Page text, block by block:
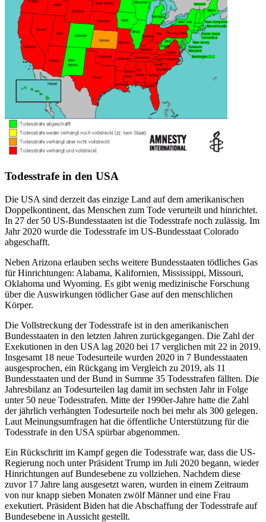
Todesstrafe in den USA
Die USA sind derzeit das einzige Land auf dem amerikanischen
Doppelkontinent, das Menschen zum Tode verurteilt und hinrichtet.
In 27 der 50 US-Bundesstaaten ist die Todesstrafe noch zulässig. Im
Jahr 2020 wurde die Todesstrafe im US-Bundesstaat Colorado
abgeschafft.
Neben Arizona erlauben sechs weitere Bundesstaaten tödliches Gas
für Hinrichtungen: Alabama, Kalifornien, Mississippi, Missouri,
Oklahoma und Wyoming. Es gibt wenig medizinische Forschung
über die Auswirkungen tödlicher Gase auf den menschlichen
Körper.
Die Vollstreckung der Todesstrafe ist in den amerikanischen
Bundesstaaten in den letzten Jahren zurückgegangen. Die Zahl der
Exekutionen in den USA lag 2020 bei 17 verglichen mit 22 in 2019.
Ins­ge­samt 18 neue Todesurteile wur­den 2020 in 7 Bundesstaaten
ausge­spro­chen, ein Rückgang im Vergleich zu 2019, als 11
Bundesstaaten und der Bund in Summe 35 Todesstrafen fällten. Die
Jahresbilanz an Todesurteilen lag damit im sechsten Jahr in Folge
unter 50 neue Todesstrafen. Mitte der 1990er-Jahre hatte die Zahl
der jährlich ver­hängten Todesurteile noch bei mehr als 300 ge­legen.
Laut Meinungsumfragen hat die öffentliche Unterstützung für die
Todesstrafe in den USA spürbar abgenommen.
Ein Rückschritt im Kampf gegen die Todesstrafe war, dass die US-
Regierung noch unter Präsident Trump im Juli 2020 begann, wieder
Hinrichtungen auf Bundesebene zu vollziehen. Nachdem diese
zuvor 17 Jahre lang ausgesetzt waren, wurden in einem Zeitraum
von nur knapp sieben Monaten zwölf Männer und eine Frau
exekutiert. Präsident Biden hat die Abschaffung der Todesstrafe auf
Bundesebene in Aussicht gestellt.